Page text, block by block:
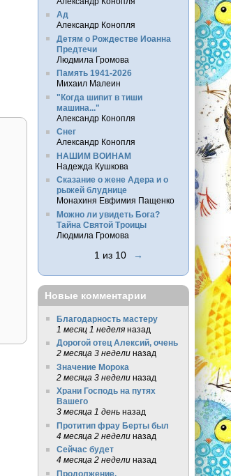
Ад
Александр Конопля
Детям о Рождестве Иоанна
Предтечи
Людмила Громова
Память 1941-2026
Михаил Малеин
"Когда шипит в тиши
машина..."
Александр Конопля
Снег
Александр Конопля
НАШИМ ВОИНАМ
Надежда Кушкова
Сказание о жене Адера и о
рыжей блуднице
Монахиня Евфимия Пащенко
Можно ли увидеть Бога?
Тайна Святой Троицы
Людмила Громова
1 из 10 →
Новые комментарии
Благодарность мастеру
1 месяц 1 неделяназад
Дорогой отец Алексий, очень
2 месяца 3 неделиназад
Значение Морока
2 месяца 3 неделиназад
Храни Господь на путях
Вашего
3 месяца 1 деньназад
Протитип фрау Берты был
4 месяца 2 неделиназад
Сейчас будет
4 месяца 2 неделиназад
Продолжение.